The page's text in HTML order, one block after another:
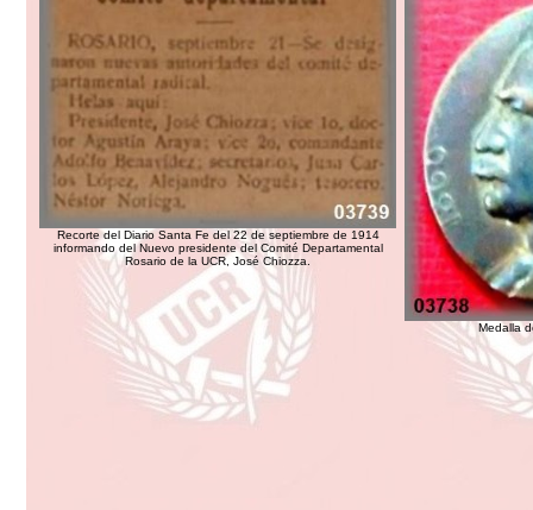
Recorte del Diario Santa Fe del 22 de septiembre de 1914
informando del Nuevo presidente del Comité Departamental
Rosario de la UCR, José Chiozza.
Medalla